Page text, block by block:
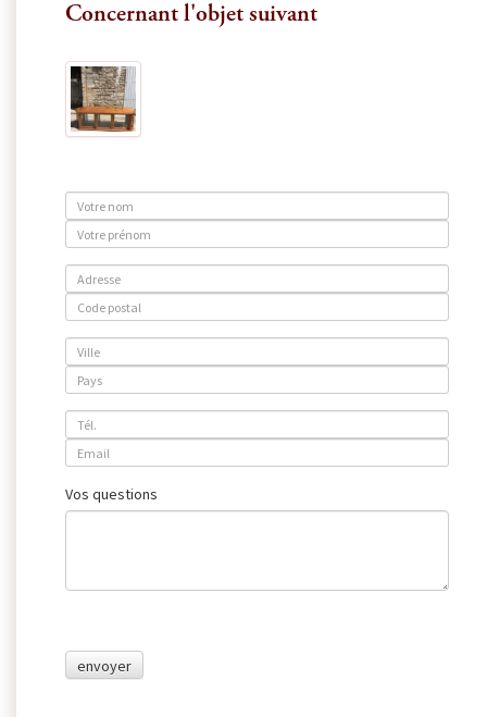
Concernant l'objet suivant
Vos questions
envoyer